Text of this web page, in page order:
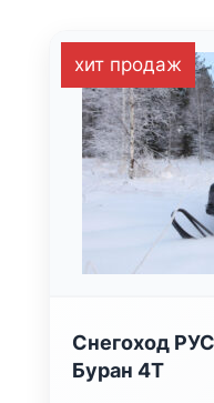
хит продаж
Снегоход
Буран 4Т